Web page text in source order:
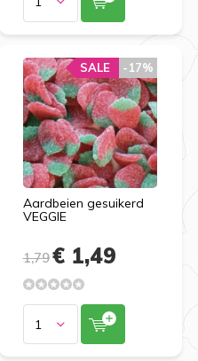
Aardbeien gesuikerd
VEGGIE
-17%
SALE
1,79€ 1,49